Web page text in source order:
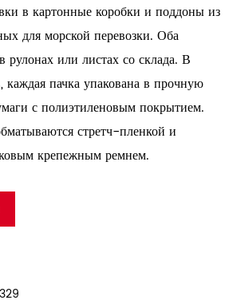
в картонные коробки и поддоны из
для морской перевозки. Оба
рулонах или листах со склада. В
каждая пачка упакована в прочную
с полиэтиленовым покрытием.
стретч-пленкой и
крепежным ремнем.